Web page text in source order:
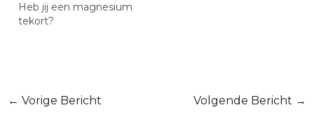
Heb jij een magnesium
tekort?
Bericht
← Vorige Bericht Volgende Bericht →